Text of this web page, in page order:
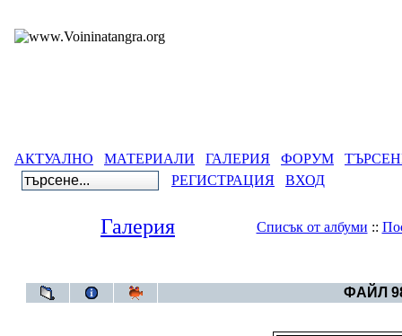
АКТУАЛНО МАТЕРИАЛИ ГАЛЕРИЯ ФОРУМ
РЕГИСТРАЦИЯ
ВХОД
Галерия Списък от албуми ::
ФАЙЛ